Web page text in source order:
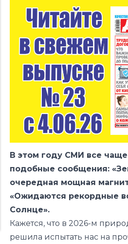
В этом году СМИ все
подобные сообщения:
очередная мощная
«Ожидаются рекордные
Солнце».
Кажется, что в 2026-м
решила испытать нас на